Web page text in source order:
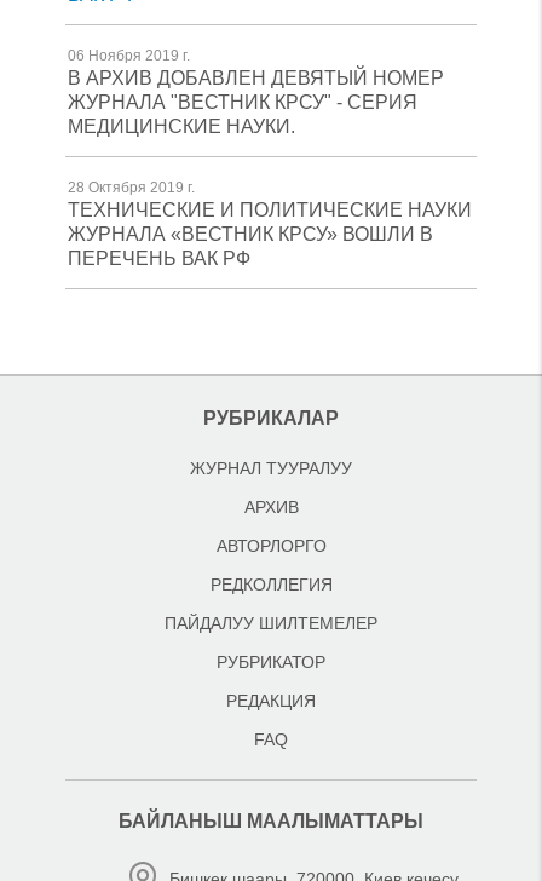
06 Ноября 2019 г.
В АРХИВ ДОБАВЛЕН ДЕВЯТЫЙ НОМЕР
ЖУРНАЛА "ВЕСТНИК КРСУ" - СЕРИЯ
МЕДИЦИНСКИЕ НАУКИ.
28 Октября 2019 г.
ТЕХНИЧЕСКИЕ И ПОЛИТИЧЕСКИЕ НАУКИ
ЖУРНАЛА «ВЕСТНИК КРСУ» ВОШЛИ В
ПЕРЕЧЕНЬ ВАК РФ
РУБРИКАЛАР
ЖУРНАЛ ТУУРАЛУУ
АРХИВ
АВТОРЛОРГО
РЕДКОЛЛЕГИЯ
ПАЙДАЛУУ ШИЛТЕМЕЛЕР
РУБРИКАТОР
РЕДАКЦИЯ
FAQ
БАЙЛАНЫШ МААЛЫМАТТАРЫ